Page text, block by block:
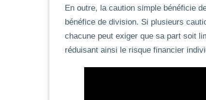
En outre, la caution simple bénéficie
bénéfice de division. Si plusieurs
chacune peut exiger que sa part soit
réduisant ainsi le risque financier